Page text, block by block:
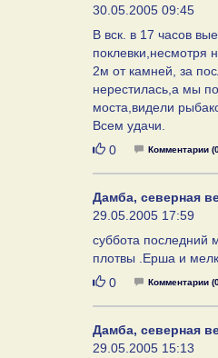
30.05.2005 09:45
В вск. в 17 часов
поклевки,несмотря
2м от камней, за
нерестилась,а мы
моста,видели
Всем удачи.
Нравится
0 Комментарии
Дамба, северная
29.05.2005 17:59
суббота последний
плотвы .Ерша и
Нравится
0 Комментарии
Дамба, северная
29.05.2005 15:13